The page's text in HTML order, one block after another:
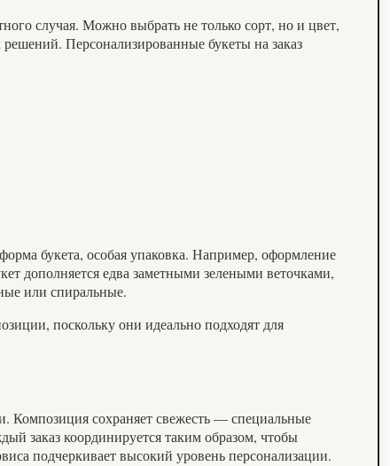
случая. Можно выбрать не только сорт, но и цвет,
Персонализированные букеты на заказ
букета, особая упаковка. Например, оформление
дополняется едва заметными зелеными веточками,
или спиральные.
поскольку они идеально подходят для
Композиция сохраняет свежесть — специальные
заказ координируется таким образом, чтобы
подчеркивает высокий уровень персонализации.